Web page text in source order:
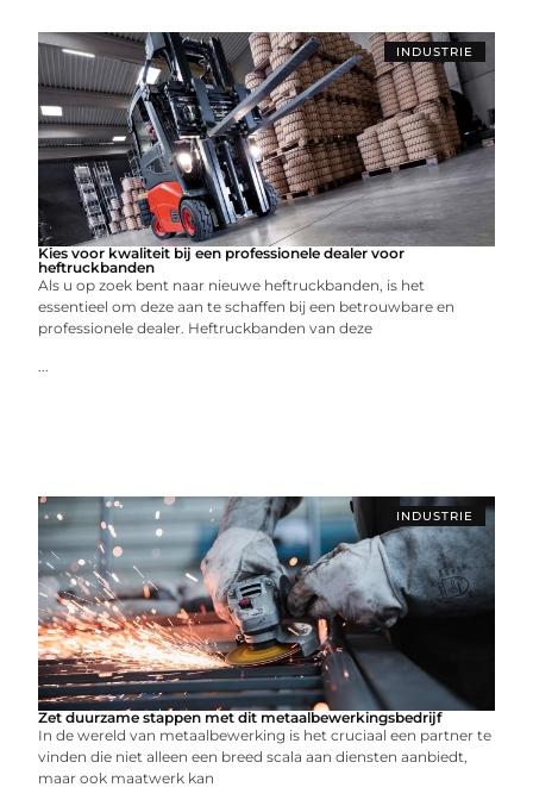
INDUSTRIE
Kies voor kwaliteit bij een professionele dealer voor
heftruckbanden
Als u op zoek bent naar nieuwe heftruckbanden, is het
essentieel om deze aan te schaffen bij een betrouwbare en
professionele dealer. Heftruckbanden van deze
...
INDUSTRIE
Zet duurzame stappen met dit metaalbewerkingsbedrijf
In de wereld van metaalbewerking is het cruciaal een partner te
vinden die niet alleen een breed scala aan diensten aanbiedt,
maar ook maatwerk kan